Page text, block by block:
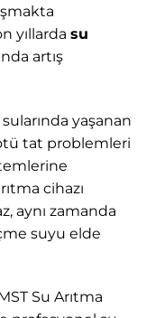
yıllarda su
artış
yaşanan
tat problemleri
cihazı
aynı zamanda
suyu elde
Su Arıtma